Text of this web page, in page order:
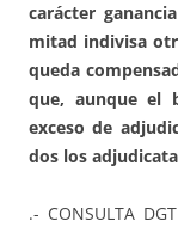
carácter
mitad indivisa
queda
que, aunque el
exceso de
dos los
.- CONSULTA